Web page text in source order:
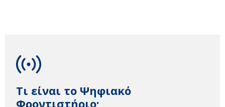
Τι είναι το Ψηφιακό
Φροντιστήριο;